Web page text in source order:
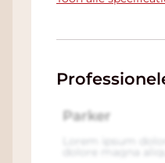
Parker
Lorem ipsum